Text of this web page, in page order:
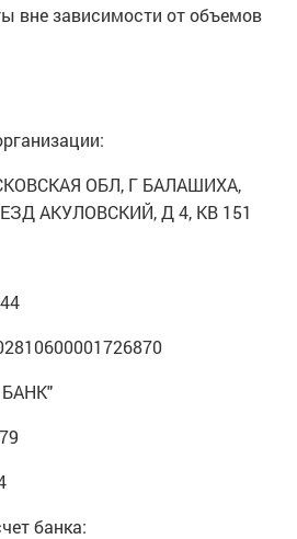
вне зависимости от объемов
ОБЛ, Г БАЛАШИХА,
АКУЛОВСКИЙ, Д 4, КВ 151
банка: